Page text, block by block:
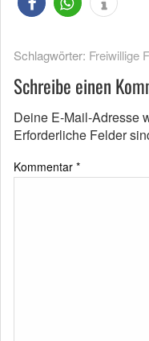
Schlagwörter: Freiwillige
Schreibe einen
Deine E-Mail-Adresse
Erforderliche Felder
Kommentar *